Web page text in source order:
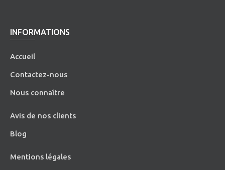
INFORMATIONS
Accueil
Contactez-nous
Nous connaître
Avis de nos clients
Blog
Mentions légales